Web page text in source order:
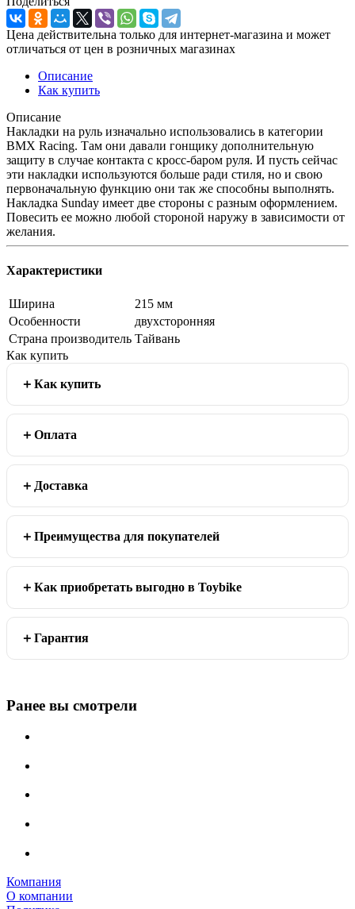
Цена действительна только для интернет-магазина и может
отличаться от цен в розничных магазинах
Описание
Как купить
Описание
Накладки на руль изначально использовались в категории
BMX Racing. Там они давали гонщику дополнительную
защиту в случае контакта с кросс-баром руля. И пусть сейчас
эти накладки используются больше ради стиля, но и свою
первоначальную функцию они так же способны выполнять.
Накладка Sunday имеет две стороны с разным оформлением.
Повесить ее можно любой стороной наружу в зависимости от
желания.
Характеристики
Ширина
215 мм
Особенности
двухсторонняя
Страна производитель Тайвань
Как купить
Как купить
Оплата
Доставка
Преимущества для покупателей
Как приобретать выгодно в Toybike
Гарантия
Ранее вы смотрели
Компания
О компании